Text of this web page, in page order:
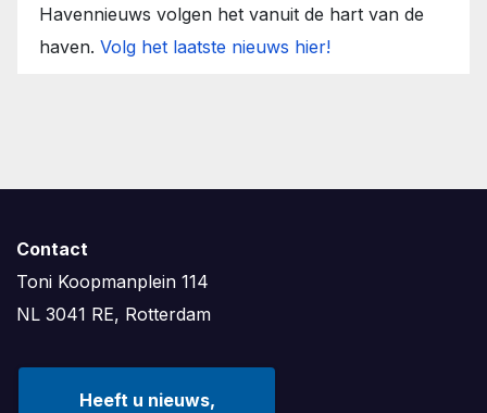
Havennieuws volgen het vanuit de hart van de
haven. Volg het laatste nieuws hier!
Contact
Toni Koopmanplein 114
NL 3041 RE, Rotterdam
Heeft u nieuws,